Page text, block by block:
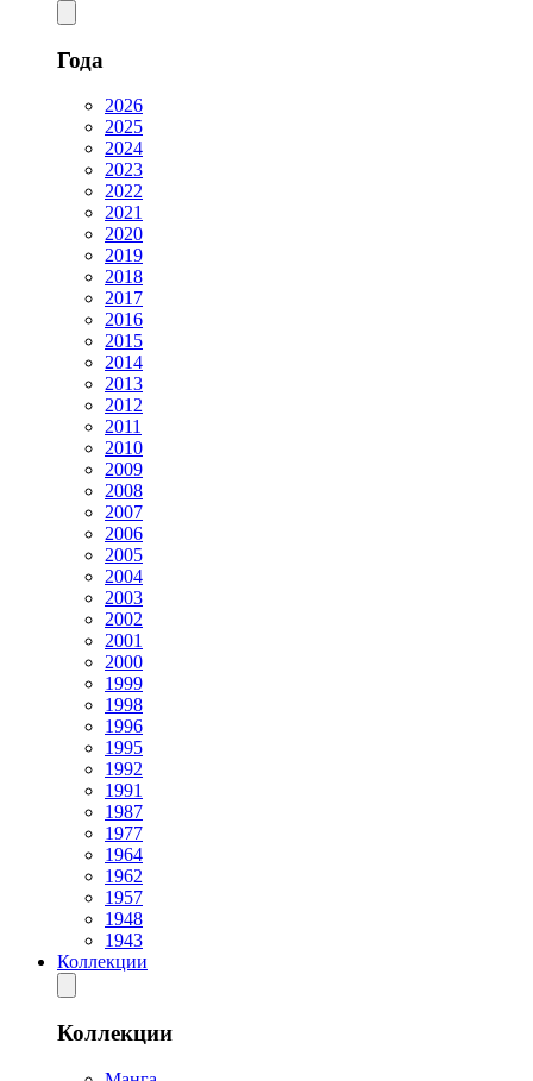
Года
2026
2025
2024
2023
2022
2021
2020
2019
2018
2017
2016
2015
2014
2013
2012
2011
2010
2009
2008
2007
2006
2005
2004
2003
2002
2001
2000
1999
1998
1996
1995
1992
1991
1987
1977
1964
1962
1957
1948
1943
Коллекции
Коллекции